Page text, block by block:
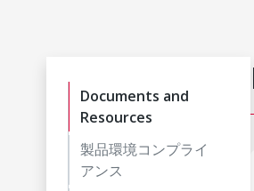
Documents and
Resources
製品環境コンプライ
アンス